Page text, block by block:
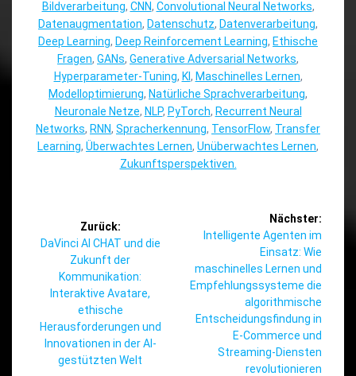
Bildverarbeitung, CNN, Convolutional Neural Networks,
Datenaugmentation, Datenschutz, Datenverarbeitung,
Deep Learning, Deep Reinforcement Learning, Ethische
Fragen, GANs, Generative Adversarial Networks,
Hyperparameter-Tuning, KI, Maschinelles Lernen,
Modelloptimierung, Natürliche Sprachverarbeitung,
Neuronale Netze, NLP, PyTorch, Recurrent Neural
Networks, RNN, Spracherkennung, TensorFlow, Transfer
Learning, Überwachtes Lernen, Unüberwachtes Lernen,
Zukunftsperspektiven.
Zurück:
Vorheriger
Beitrag:
DaVinci AI CHAT und die
Zukunft der
Kommunikation:
Interaktive Avatare,
ethische
Herausforderungen und
Innovationen in der AI-
gestützten Welt
Nächster:
Nächster
Intelligente Agenten im
Einsatz: Wie
maschinelles Lernen und
Empfehlungssysteme die
algorithmische
Entscheidungsfindung in
E-Commerce und
Streaming-Diensten
revolutionieren